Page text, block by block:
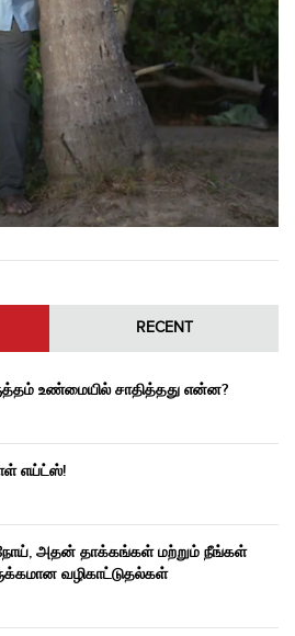
RECENT
உண்மையில் சாதித்தது என்ன?
எய்ட்ஸ்!
அதன் தாக்கங்கள் மற்றும் நீங்கள்
வழிகாட்டுதல்கள்